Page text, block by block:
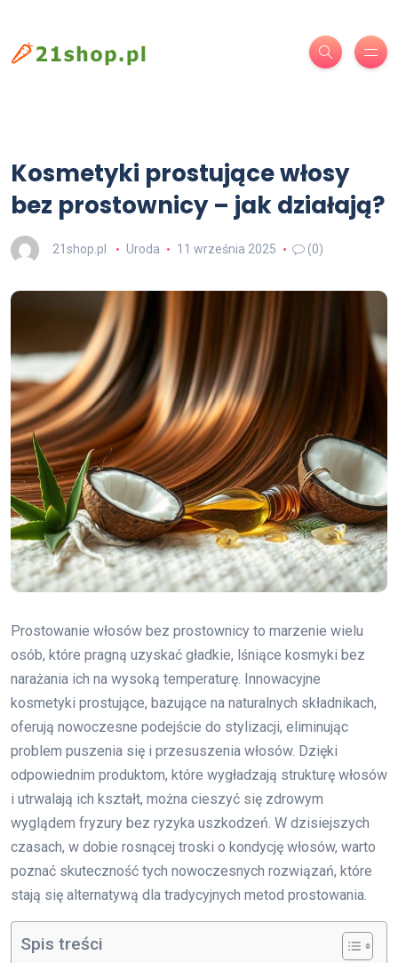
Kosmetyki prostujące włosy
bez prostownicy – jak działają?
21shop.pl Uroda 11 września 2025 (0)
Prostowanie włosów bez prostownicy to marzenie wielu
osób, które pragną uzyskać gładkie, lśniące kosmyki bez
narażania ich na wysoką temperaturę. Innowacyjne
kosmetyki prostujące, bazujące na naturalnych składnikach,
oferują nowoczesne podejście do stylizacji, eliminując
problem puszenia się i przesuszenia włosów. Dzięki
odpowiednim produktom, które wygładzają strukturę włosów
i utrwalają ich kształt, można cieszyć się zdrowym
wyglądem fryzury bez ryzyka uszkodzeń. W dzisiejszych
czasach, w dobie rosnącej troski o kondycję włosów, warto
poznać skuteczność tych nowoczesnych rozwiązań, które
stają się alternatywą dla tradycyjnych metod prostowania.
Spis treści